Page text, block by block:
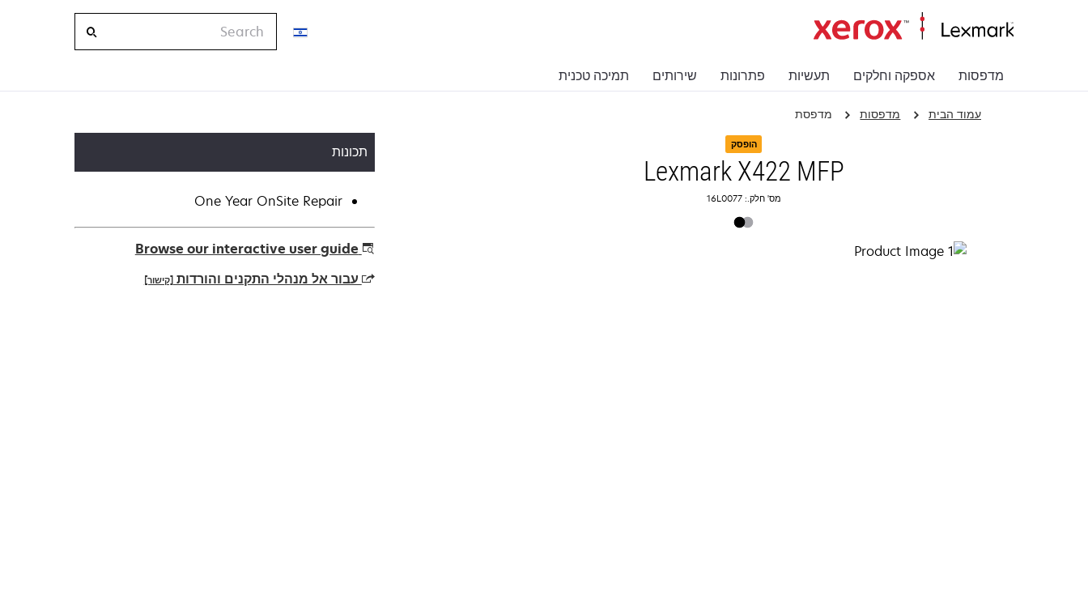
מדפסות אספקה וחלקים תעשיות פתרונות שירותים תמיכה טכנית
Search
עמוד הבית מדפסות מדפסת
הופסק
Lexmark X422 MFP
מס' חלק.: 16L0077
תכונות
One Year OnSite Repair
עבור אל מנהלי התקנים והורדות[קישור]